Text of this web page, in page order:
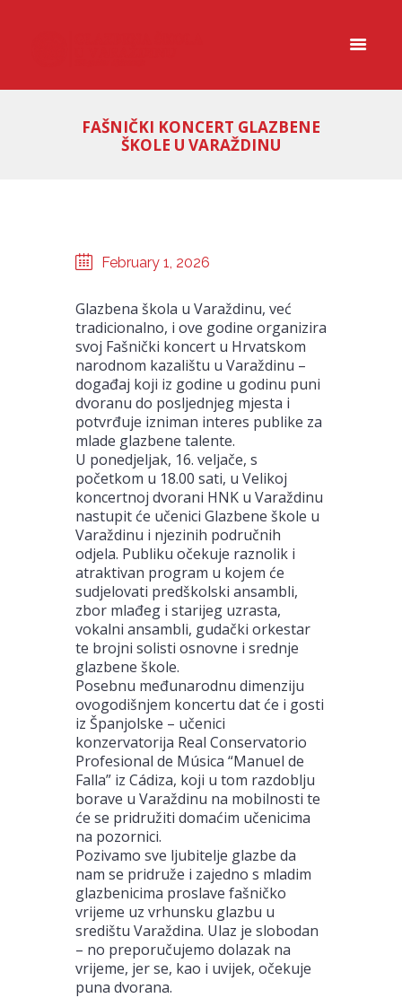
FAŠNIČKI KONCERT GLAZBENE
ŠKOLE U VARAŽDINU
February 1, 2026
Glazbena škola u Varaždinu, već
tradicionalno, i ove godine organizira
svoj Fašnički koncert u Hrvatskom
narodnom kazalištu u Varaždinu –
događaj koji iz godine u godinu puni
dvoranu do posljednjeg mjesta i
potvrđuje izniman interes publike za
mlade glazbene talente.
U ponedjeljak, 16. veljače, s
početkom u 18.00 sati, u Velikoj
koncertnoj dvorani HNK u Varaždinu
nastupit će učenici Glazbene škole u
Varaždinu i njezinih područnih
odjela. Publiku očekuje raznolik i
atraktivan program u kojem će
sudjelovati predškolski ansambli,
zbor mlađeg i starijeg uzrasta,
vokalni ansambli, gudački orkestar
te brojni solisti osnovne i srednje
glazbene škole.
Posebnu međunarodnu dimenziju
ovogodišnjem koncertu dat će i gosti
iz Španjolske – učenici
konzervatorija Real Conservatorio
Profesional de Música “Manuel de
Falla” iz Cádiza, koji u tom razdoblju
borave u Varaždinu na mobilnosti te
će se pridružiti domaćim učenicima
na pozornici.
Pozivamo sve ljubitelje glazbe da
nam se pridruže i zajedno s mladim
glazbenicima proslave fašničko
vrijeme uz vrhunsku glazbu u
središtu Varaždina. Ulaz je slobodan
– no preporučujemo dolazak na
vrijeme, jer se, kao i uvijek, očekuje
puna dvorana.